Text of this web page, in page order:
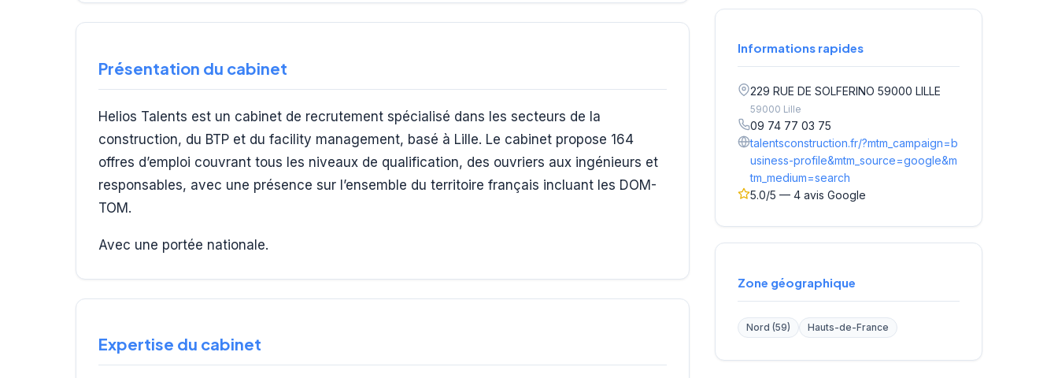
Présentation du cabinet
Helios Talents est un cabinet de recrutement spécialisé dans les secteurs de la
construction, du BTP et du facility management, basé à Lille. Le cabinet propose 164
offres d’emploi couvrant tous les niveaux de qualification, des ouvriers aux ingénieurs et
responsables, avec une présence sur l’ensemble du territoire français incluant les DOM-
TOM.
Avec une portée nationale.
Expertise du cabinet
Informations rapides
229 RUE DE SOLFERINO 59000 LILLE
59000 Lille
09 74 77 03 75
talentsconstruction.fr/?mtm_campaign=b
usiness-profile&mtm_source=google&m
tm_medium=search
5.0/5 — 4 avis Google
Zone géographique
Nord (59) Hauts-de-France